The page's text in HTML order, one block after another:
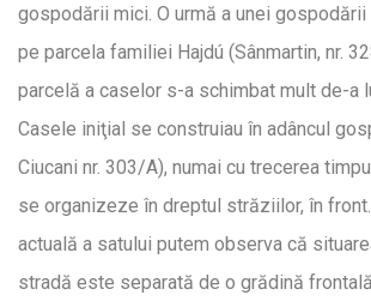
gospodării mici. O urmă a unei
pe parcela familiei Hajdú (Sânmartin, nr.
parcelă a caselor s-a schimbat mult de-a
Casele iniţial se construiau în adâncul
Ciucani nr. 303/A), numai cu trecerea
se organizeze în dreptul străziilor, în
actuală a satului putem observa că
stradă este separată de o grădină